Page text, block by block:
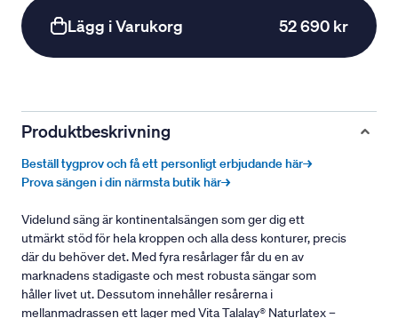
Lägg i Varukorg 52 690 kr
Produktbeskrivning
Beställ tygprov och få ett personligt erbjudande här→
Prova sängen i din närmsta butik här→
Videlund säng är kontinentalsängen som ger dig ett
utmärkt stöd för hela kroppen och alla dess konturer, precis
där du behöver det. Med fyra resårlager får du en av
marknadens stadigaste och mest robusta sängar som
håller livet ut. Dessutom innehåller resårerna i
mellanmadrassen ett lager med Vita Talalay® Naturlatex –